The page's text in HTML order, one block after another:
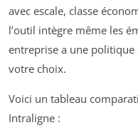
avec escale, classe
l’outil intègre même les
entreprise a une politique
votre choix.
Voici un tableau
Intraligne :